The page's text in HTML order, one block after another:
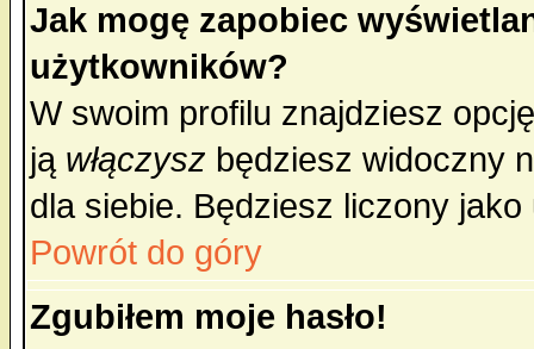
Jak mogę zapobiec
użytkowników?
W swoim profilu znajdziesz
ją włączysz będziesz widoczny
dla siebie. Będziesz liczony
Powrót do góry
Zgubiłem moje hasło!